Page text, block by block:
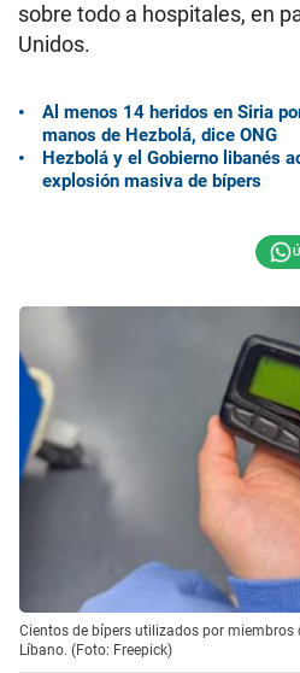
sobre todo a hospitales, en
Unidos.
Al menos 14 heridos en Siria
manos de Hezbolá, dice ONG
Hezbolá y el Gobierno libanés
explosión masiva de bípers
Cientos de bípers utilizados por miembros
Líbano. (Foto: Freepick)